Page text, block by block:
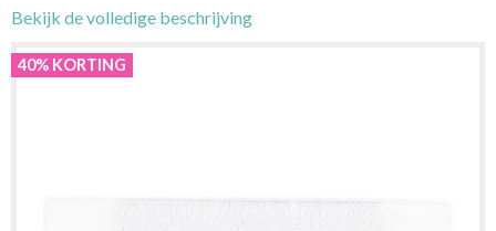
Bekijk de volledige beschrijving
40% KORTING